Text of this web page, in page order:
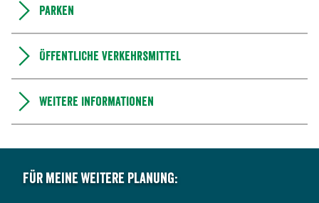
Parken
Öffentliche Verkehrsmittel
Weitere Informationen
Für meine weitere Planung: